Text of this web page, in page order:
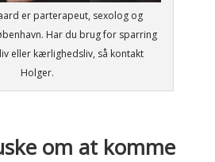
er parterapeut, sexolog og
Har du brug for sparring
eller kærlighedsliv, så kontakt
Holger.
om at komme